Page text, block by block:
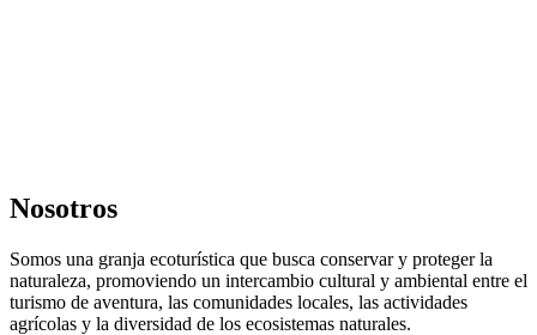
Nosotros
Somos una granja ecoturística que busca conservar y proteger la
naturaleza, promoviendo un intercambio cultural y ambiental entre el
turismo de aventura, las comunidades locales, las actividades
agrícolas y la diversidad de los ecosistemas naturales.